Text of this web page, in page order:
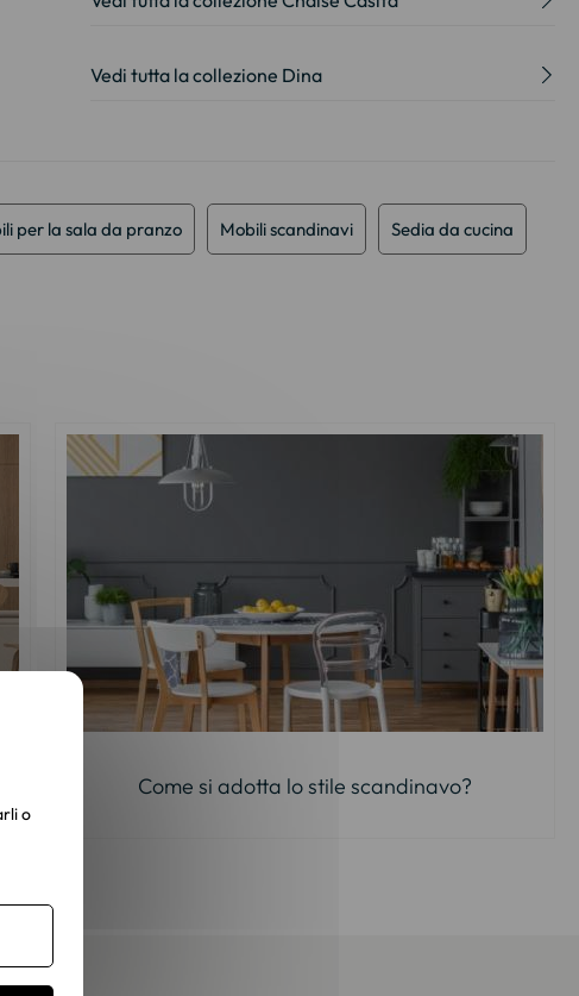
Vedi tutta la collezione Dina
per la sala da pranzo Mobili scandinavi Sedia da cucina
Come si adotta lo stile scandinavo?
o